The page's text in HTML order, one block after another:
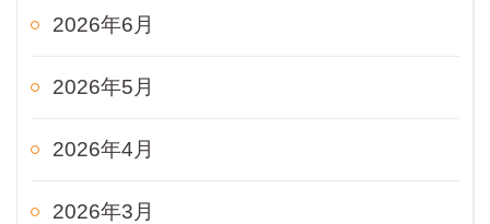
2026年6月
2026年5月
2026年4月
2026年3月